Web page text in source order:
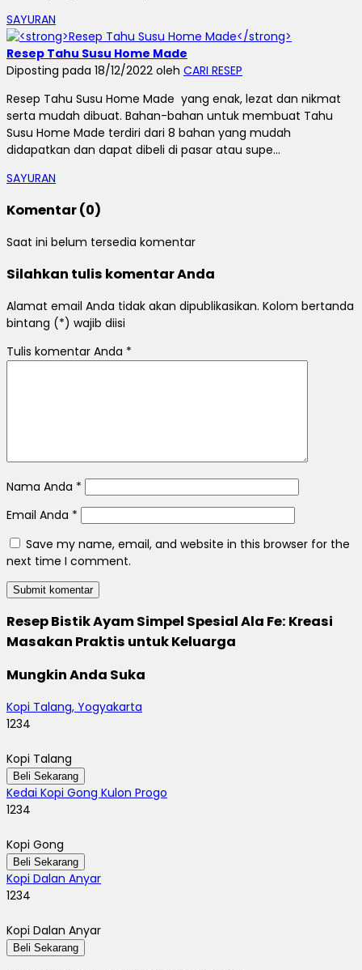
SAYURAN
Resep Tahu Susu Home Made
Diposting pada 18/12/2022 oleh CARI RESEP
Resep Tahu Susu Home Made yang enak, lezat dan nikmat
serta mudah dibuat. Bahan-bahan untuk membuat Tahu
Susu Home Made terdiri dari 8 bahan yang mudah
didapatkan dan dapat dibeli di pasar atau supe...
SAYURAN
Komentar (0)
Saat ini belum tersedia komentar
Silahkan tulis komentar Anda
Alamat email Anda tidak akan dipublikasikan. Kolom bertanda
bintang (*) wajib diisi
Tulis komentar Anda *
Nama Anda *
Email Anda *
Save my name, email, and website in this browser for the
next time I comment.
Resep Bistik Ayam Simpel Spesial Ala Fe: Kreasi
Masakan Praktis untuk Keluarga
Mungkin Anda Suka
Kopi Talang, Yogyakarta
1234
Kopi Talang
Beli Sekarang
Kedai Kopi Gong Kulon Progo
1234
Kopi Gong
Beli Sekarang
Kopi Dalan Anyar
1234
Kopi Dalan Anyar
Beli Sekarang